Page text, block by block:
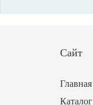
Сайт
Главная
Каталог